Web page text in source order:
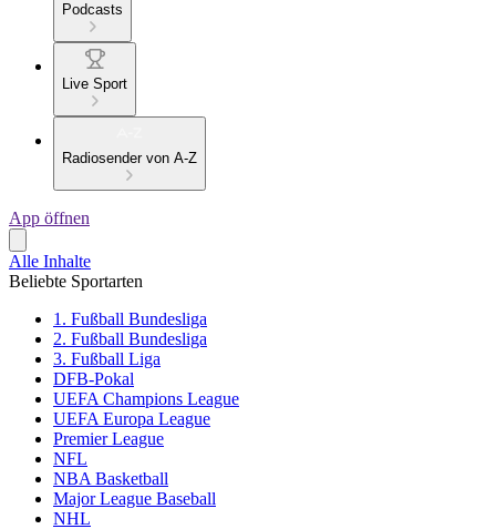
Podcasts
Live Sport
Radiosender von A-Z
App öffnen
Alle Inhalte
Beliebte Sportarten
1. Fußball Bundesliga
2. Fußball Bundesliga
3. Fußball Liga
DFB-Pokal
UEFA Champions League
UEFA Europa League
Premier League
NFL
NBA Basketball
Major League Baseball
NHL